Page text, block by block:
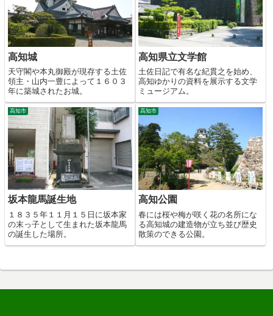
高知城
天守閣や本丸御殿が現存する土佐
領主・山内一豊によって１６０３
年に築城されたお城。
高知県立文学館
土佐日記で有名な紀貫之を始め、
高知ゆかりの資料を展示する文学
ミュージアム。
高知市
坂本龍馬誕生地
１８３５年１１月１５日に坂本家
の末っ子として生まれた坂本龍馬
の誕生した場所。
高知市
高知公園
春には桜や梅が咲く花の名所にな
る高知城の建造物が立ち並び歴史
散策のできる公園。